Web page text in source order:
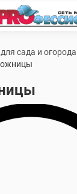
сада и огорода